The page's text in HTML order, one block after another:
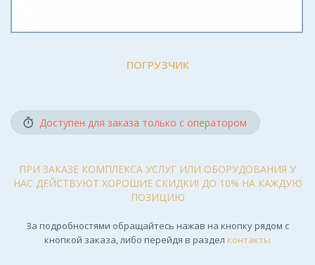
ПОГРУЗЧИК
Доступен для заказа только с оператором
ПРИ ЗАКАЗЕ КОМПЛЕКСА УСЛУГ ИЛИ ОБОРУДОВАНИЯ У
НАС ДЕЙСТВУЮТ ХОРОШИЕ СКИДКИ! ДО 10% НА КАЖДУЮ
ПОЗИЦИЮ
За подробностями обращайтесь нажав на кнопку рядом с
кнопкой заказа, либо перейдя в раздел контакты